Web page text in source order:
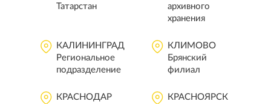
Татарстан
архивного
хранения
КАЛИНИНГРАД
Региональное
подразделение
КЛИМОВО
Брянский
филиал
КРАСНОДАР
КРАСНОЯРСК